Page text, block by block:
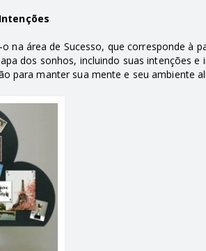
na área de Sucesso, que corresponde à
dos sonhos, incluindo suas intenções e
para manter sua mente e seu ambiente